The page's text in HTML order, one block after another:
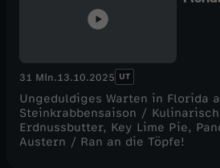
31 Min.13.10.2025 UT
Ungeduldiges Warten in Florida
Steinkrabbensaison /
Erdnussbutter, Key Lime Pie,
Austern / Ran an die Töpfe!